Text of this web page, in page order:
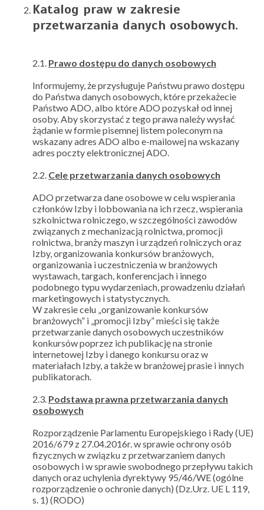
Katalog praw w zakresie
przetwarzania danych osobowych.
2.1. Prawo dostępu do danych osobowych
Informujemy, że przysługuje Państwu prawo dostępu
do Państwa danych osobowych, które przekażecie
Państwo ADO, albo które ADO pozyskał od innej
osoby. Aby skorzystać z tego prawa należy wysłać
żądanie w formie pisemnej listem poleconym na
wskazany adres ADO albo e-mailowej na wskazany
adres poczty elektronicznej ADO.
2.2. Cele przetwarzania danych osobowych
ADO przetwarza dane osobowe w celu wspierania
członków Izby i lobbowania na ich rzecz, wspierania
szkolnictwa rolniczego, w szczególności zawodów
związanych z mechanizacją rolnictwa, promocji
rolnictwa, branży maszyn i urządzeń rolniczych oraz
Izby, organizowania konkursów branżowych,
organizowania i uczestniczenia w branżowych
wystawach, targach, konferencjach i innego
podobnego typu wydarzeniach, prowadzeniu działań
marketingowych i statystycznych.
W zakresie celu „organizowanie konkursów
branżowych” i „promocji Izby” mieści się także
przetwarzanie danych osobowych uczestników
konkursów poprzez ich publikację na stronie
internetowej Izby i danego konkursu oraz w
materiałach Izby, a także w branżowej prasie i innych
publikatorach.
2.3. Podstawa prawna przetwarzania danych
osobowych
Rozporządzenie Parlamentu Europejskiego i Rady (UE)
2016/679 z 27.04.2016r. w sprawie ochrony osób
fizycznych w związku z przetwarzaniem danych
osobowych i w sprawie swobodnego przepływu takich
danych oraz uchylenia dyrektywy 95/46/WE (ogólne
rozporządzenie o ochronie danych) (Dz.Urz. UE L 119,
s. 1) (RODO)